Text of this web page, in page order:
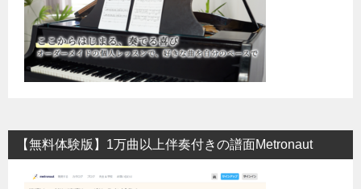
【無料体験版】1万曲以上伴奏付きの譜面Metronaut